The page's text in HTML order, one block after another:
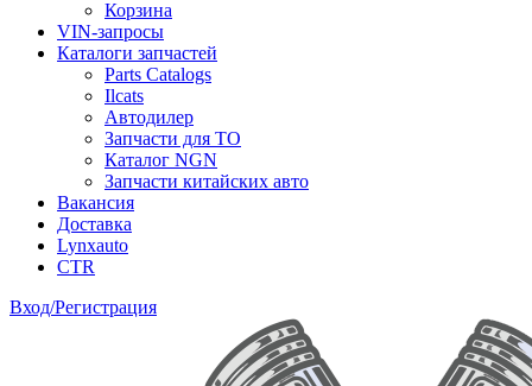
Корзина
VIN-запросы
Каталоги запчастей
Parts Catalogs
Ilcats
Автодилер
Запчасти для ТО
Каталог NGN
Запчасти китайских авто
Вакансия
Доставка
Lynxauto
CTR
Вход/Регистрация